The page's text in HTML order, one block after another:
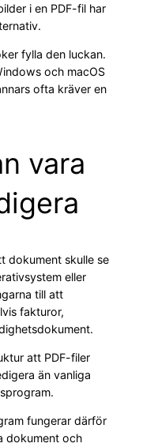
i en PDF-fil har
fylla den luckan.
och macOS
ofta kräver en
vara
dokument skulle se
eller
till att
fakturor,
att PDF-filer
än vanliga
fungerar därför
dokument och